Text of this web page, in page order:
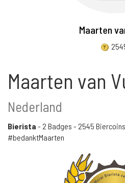
Maarten
Maarten van
Nederland
Bierista - 2 Badges - 2545 Biercoins
#bedanktMaarten